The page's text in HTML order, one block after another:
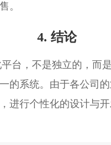
。
4. 结论
台，不是独立的，而
的系统。由于各公司
进行个性化的设计与